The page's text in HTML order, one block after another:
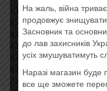
1 Right Left Wrong 3:56
2 The Mountain 3:18
3 I Am An Outsider 2:42
4 Infra-Red 3:50
5 Nothing To Lose But
6 Me Against You 3:29
7 Love Me Or Leave Me
На жаль, війна
продовжує
Засновник та
до лав захисників
усіх змушуватимуть
Наразі магазин
все ще зможете